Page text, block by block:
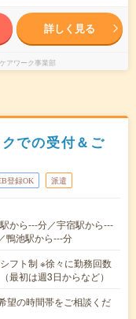
詳しく見る
アワーク事業部
での受付＆ご
登録OK 派遣
から---分／宇宿駅から---
鴨池駅から---分
フト制 ※徐々に勤務回数
最初は週3日からなど）
望の時間帯をご相談くだ